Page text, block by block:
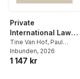
Private
International Law
and Children's
Rights Law
Tine Van Hof, Paul
Beaumont
Inbunden, 2026
1 147 kr